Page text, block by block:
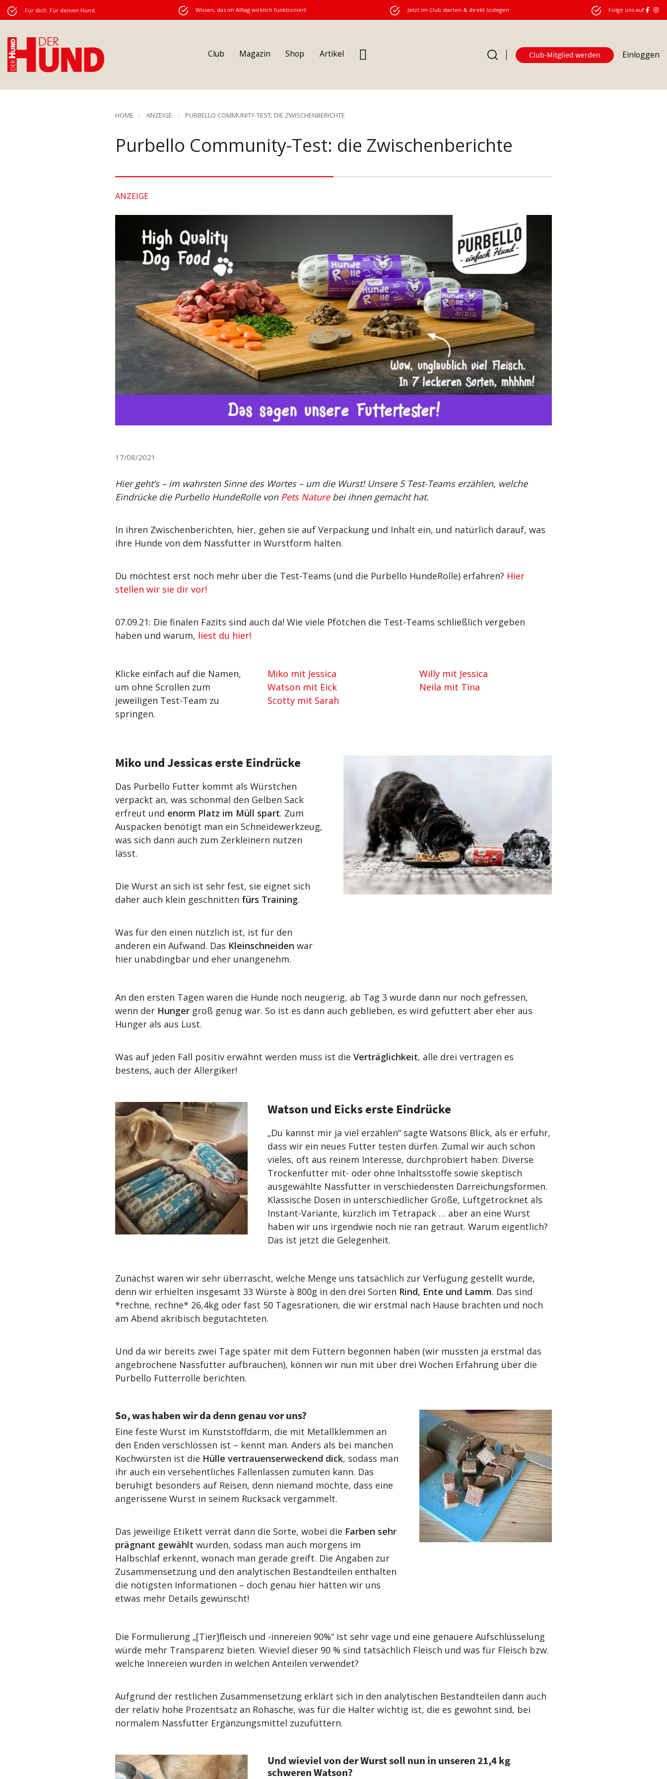
Für dich. Für deinen Hund. Wissen, das im Alltag wirklich funktioniert. Jetzt im Club starten & direkt loslegen Folge uns auf
Club Magazin Shop Artikel Club-Mitglied werden Einloggen
HOME ANZEIGE PURBELLO COMMUNITY-TEST: DIE ZWISCHENBERICHTE
Purbello Community-Test: die Zwischenberichte
ANZEIGE
17/08/2021
Hier geht’s – im wahrsten Sinne des Wortes – um die Wurst! Unsere 5 Test-Teams erzählen, welche
Eindrücke die Purbello HundeRolle von Pets Naturebei ihnen gemacht hat.
In ihren Zwischenberichten, hier, gehen sie auf Verpackung und Inhalt ein, und natürlich darauf, was
ihre Hunde von dem Nassfutter in Wurstform halten.
Du möchtest erst noch mehr über die Test-Teams (und die Purbello HundeRolle) erfahren? Hier
stellen wir sie dir vor!
07.09.21: Die finalen Fazits sind auch da! Wie viele Pfötchen die Test-Teams schließlich vergeben
haben und warum, liest du hier!
Klicke einfach auf die Namen,
um ohne Scrollen zum
jeweiligen Test-Team zu
springen.
Miko mit Jessica
Watson mit Eick
Scotty mit Sarah
Willy mit Jessica
Neila mit Tina
Miko und Jessicas erste Eindrücke
Das Purbello Futter kommt als Würstchen
verpackt an, was schonmal den Gelben Sack
erfreut und enorm Platz im Müll spart. Zum
Auspacken benötigt man ein Schneidewerkzeug,
was sich dann auch zum Zerkleinern nutzen
lässt.
Die Wurst an sich ist sehr fest, sie eignet sich
daher auch klein geschnitten fürs Training.
Was für den einen nützlich ist, ist für den
anderen ein Aufwand. Das Kleinschneiden war
hier unabdingbar und eher unangenehm.
An den ersten Tagen waren die Hunde noch neugierig, ab Tag 3 wurde dann nur noch gefressen,
wenn der Hunger groß genug war. So ist es dann auch geblieben, es wird gefuttert aber eher aus
Hunger als aus Lust.
Was auf jeden Fall positiv erwähnt werden muss ist die Verträglichkeit, alle drei vertragen es
bestens, auch der Allergiker!
Watson und Eicks erste Eindrücke
„Du kannst mir ja viel erzählen“ sagte Watsons Blick, als er erfuhr,
dass wir ein neues Futter testen dürfen. Zumal wir auch schon
vieles, oft aus reinem Interesse, durchprobiert haben: Diverse
Trockenfutter mit- oder ohne Inhaltsstoffe sowie skeptisch
ausgewählte Nassfutter in verschiedensten Darreichungsformen.
Klassische Dosen in unterschiedlicher Größe, Luftgetrocknet als
Instant-Variante, kürzlich im Tetrapack … aber an eine Wurst
haben wir uns irgendwie noch nie ran getraut. Warum eigentlich?
Das ist jetzt die Gelegenheit.
Zunächst waren wir sehr überrascht, welche Menge uns tatsächlich zur Verfügung gestellt wurde,
denn wir erhielten insgesamt 33 Würste à 800g in den drei Sorten Rind, Ente und Lamm. Das sind
*rechne, rechne* 26,4kg oder fast 50 Tagesrationen, die wir erstmal nach Hause brachten und noch
am Abend akribisch begutachteten.
Und da wir bereits zwei Tage später mit dem Füttern begonnen haben (wir mussten ja erstmal das
angebrochene Nassfutter aufbrauchen), können wir nun mit über drei Wochen Erfahrung über die
Purbello Futterrolle berichten.
So, was haben wir da denn genau vor uns?
Eine feste Wurst im Kunststoffdarm, die mit Metallklemmen an
den Enden verschlossen ist – kennt man. Anders als bei manchen
Kochwürsten ist die Hülle vertrauenserweckend dick, sodass man
ihr auch ein versehentliches Fallenlassen zumuten kann. Das
beruhigt besonders auf Reisen, denn niemand möchte, dass eine
angerissene Wurst in seinem Rucksack vergammelt.
Das jeweilige Etikett verrät dann die Sorte, wobei die Farben sehr
prägnant gewählt wurden, sodass man auch morgens im
Halbschlaf erkennt, wonach man gerade greift. Die Angaben zur
Zusammensetzung und den analytischen Bestandteilen enthalten
die nötigsten Informationen – doch genau hier hätten wir uns
etwas mehr Details gewünscht!
Die Formulierung „[Tier]fleisch und -innereien 90%“ ist sehr vage und eine genauere Aufschlüsselung
würde mehr Transparenz bieten. Wieviel dieser 90 % sind tatsächlich Fleisch und was für Fleisch bzw.
welche Innereien wurden in welchen Anteilen verwendet?
Aufgrund der restlichen Zusammensetzung erklärt sich in den analytischen Bestandteilen dann auch
der relativ hohe Prozentsatz an Rohasche, was für die Halter wichtig ist, die es gewohnt sind, bei
normalem Nassfutter Ergänzungsmittel zuzufüttern.
Und wieviel von der Wurst soll nun in unseren 21,4 kg
schweren Watson?